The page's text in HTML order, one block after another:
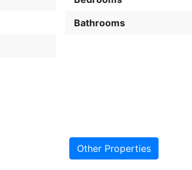
Bathrooms
Other Properties